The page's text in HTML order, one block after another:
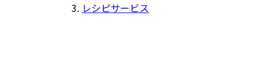
レシピサービス